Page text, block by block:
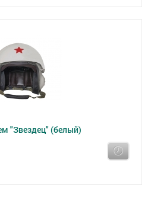
"Звездец" (белый)